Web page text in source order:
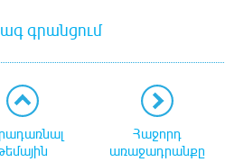
գրանցում
Հաջորդ
առաջադրանքը